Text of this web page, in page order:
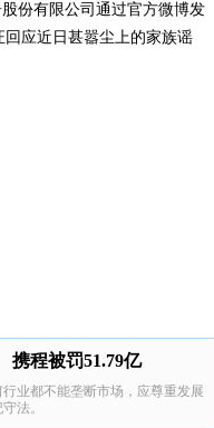
份有限公司通过官方微博发
应近日甚嚣尘上的家族谣
携程被罚51.79亿
行业都不能垄断市场，应尊重发展
法。